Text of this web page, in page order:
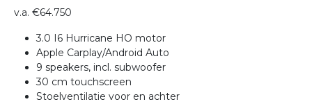
v.a. €64.750
3.0 I6 Hurricane HO motor
Apple Carplay/Android Auto
9 speakers, incl. subwoofer
30 cm touchscreen
Stoelventilatie voor en achter